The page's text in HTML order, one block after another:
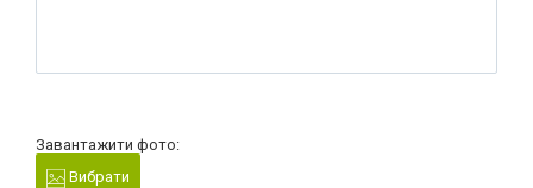
Завантажити фото:
Вибрати